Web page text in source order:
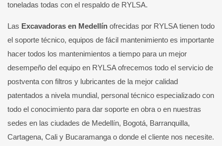
toneladas todas con el respaldo de RYLSA.
Las Excavadoras en Medellín ofrecidas por RYLSA tienen todo
el soporte técnico, equipos de fácil mantenimiento es importante
hacer todos los mantenimientos a tiempo para un mejor
desempeño del equipo en RYLSA ofrecemos todo el servicio de
postventa con filtros y lubricantes de la mejor calidad
patentados a nivela mundial, personal técnico especializado con
todo el conocimiento para dar soporte en obra o en nuestras
sedes en las ciudades de Medellín, Bogotá, Barranquilla,
Cartagena, Cali y Bucaramanga o donde el cliente nos necesite.